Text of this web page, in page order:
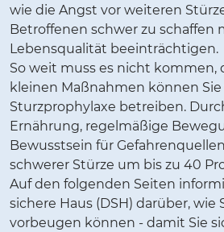
wie die Angst vor weiteren
Betroffenen schwer zu schaffen
Lebensqualität beeinträchtigen.
So weit muss es nicht kommen,
kleinen Maßnahmen können
Sturzprophylaxe betreiben.
Ernährung, regelmäßige
Bewusstsein für
schwerer Stürze um bis zu 40
Auf den folgenden Seiten
sichere Haus (DSH) darüber, wie
vorbeugen können - damit Sie